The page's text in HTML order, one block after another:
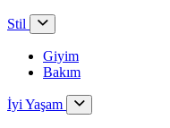
Stil
Giyim
Bakım
İyi Yaşam